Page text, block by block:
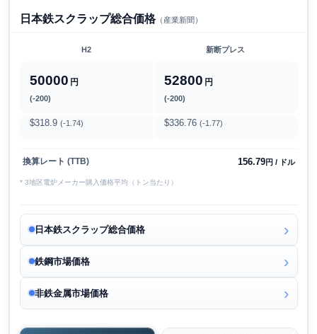
日本鉄スクラップ総合価格（産業新聞）
H2 新断プレス
50000 円
(-200)
52800 円
(-200)
$318.9 (-1.74) $336.76 (-1.77)
換算レート (TTB) 156.79円 / ドル
* 3地区電炉メーカー購入価格平均（トン当たり）
日本鉄スクラップ総合価格
鉄鋼市場価格
非鉄金属市場価格